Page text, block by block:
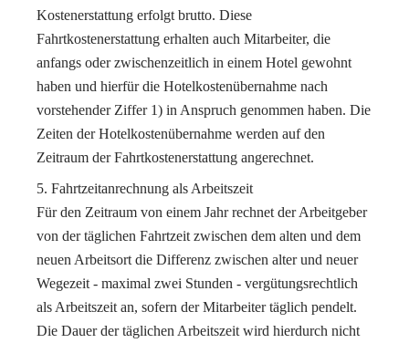
Kostenerstattung erfolgt brutto. Diese
Fahrtkostenerstattung erhalten auch Mitarbeiter, die
anfangs oder zwischenzeitlich in einem Hotel gewohnt
haben und hierfür die Hotelkostenübernahme nach
vorstehender Ziffer 1) in Anspruch genommen haben. Die
Zeiten der Hotelkostenübernahme werden auf den
Zeitraum der Fahrtkostenerstattung angerechnet.
Fahrtzeitanrechnung als Arbeitszeit
Für den Zeitraum von einem Jahr rechnet der Arbeitgeber
von der täglichen Fahrtzeit zwischen dem alten und dem
neuen Arbeitsort die Differenz zwischen alter und neuer
Wegezeit - maximal zwei Stunden - vergütungsrechtlich
als Arbeitszeit an, sofern der Mitarbeiter täglich pendelt.
Die Dauer der täglichen Arbeitszeit wird hierdurch nicht